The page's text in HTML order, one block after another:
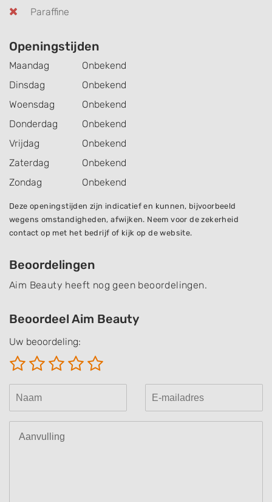
Paraffine
Openingstijden
Maandag
Onbekend
Dinsdag
Onbekend
Woensdag
Onbekend
Donderdag
Onbekend
Vrijdag
Onbekend
Zaterdag
Onbekend
Zondag
Onbekend
Deze openingstijden zijn indicatief en kunnen, bijvoorbeeld
wegens omstandigheden, afwijken. Neem voor de zekerheid
contact op met het bedrijf of kijk op de website.
Beoordelingen
Aim Beauty heeft nog geen beoordelingen.
Beoordeel Aim Beauty
Uw beoordeling: